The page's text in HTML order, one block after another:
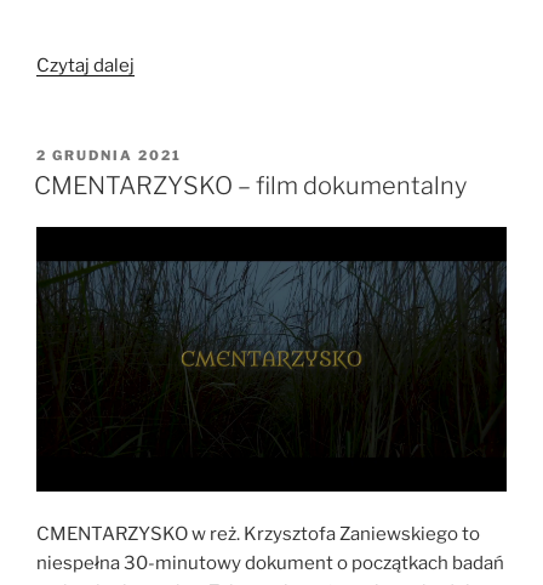
Czytaj dalej
część
II”
OPUBLIKOWANE
W
2 GRUDNIA 2021
CMENTARZYSKO – film dokumentalny
CMENTARZYSKO w reż. Krzysztofa Zaniewskiego to
niespełna 30-minutowy dokument o początkach badań